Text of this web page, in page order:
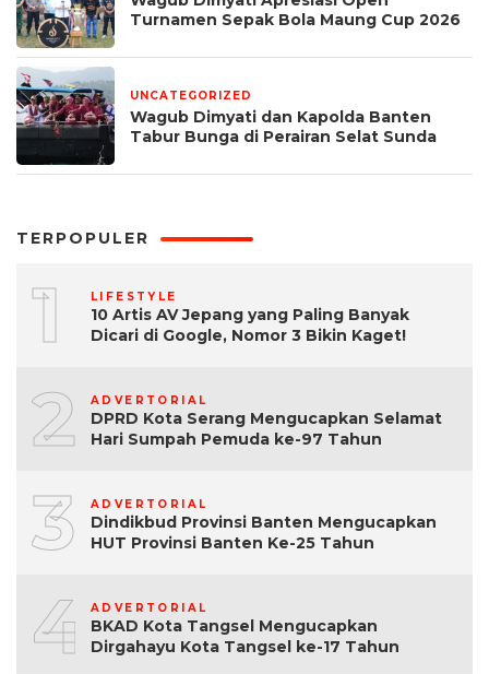
Turnamen Sepak Bola Maung Cup 2026
UNCATEGORIZED
Wagub Dimyati dan Kapolda Banten
Tabur Bunga di Perairan Selat Sunda
TERPOPULER
1 LIFESTYLE
10 Artis AV Jepang yang Paling Banyak
Dicari di Google, Nomor 3 Bikin Kaget!
2 ADVERTORIAL
DPRD Kota Serang Mengucapkan Selamat
Hari Sumpah Pemuda ke-97 Tahun
3 ADVERTORIAL
Dindikbud Provinsi Banten Mengucapkan
HUT Provinsi Banten Ke-25 Tahun
4 ADVERTORIAL
BKAD Kota Tangsel Mengucapkan
Dirgahayu Kota Tangsel ke-17 Tahun